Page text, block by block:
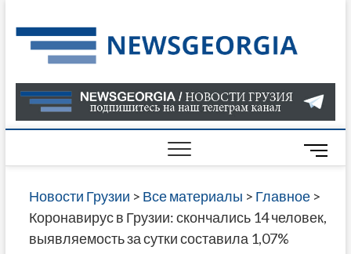
to
content
О
В
ГРУЗИИ
САЙТЕ
M
e
n
u
Новости Грузии > Все материалы > Главное>
Коронавирус в Грузии: скончались 14 человек,
выявляемость за сутки составила 1,07%